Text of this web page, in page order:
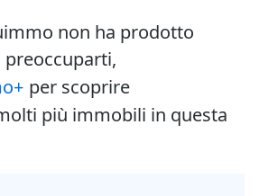
non ha prodotto
per scoprire
più immobili in questa